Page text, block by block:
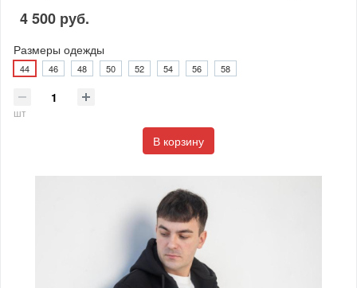
4 500 руб.
Размеры одежды
44 46 48 50 52 54 56 58
шт
В корзину